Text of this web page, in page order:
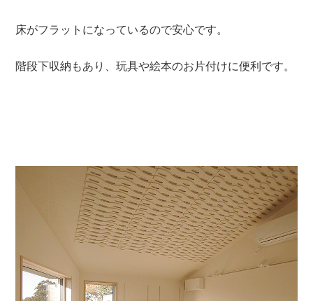
床がフラットになっているので安心です。
階段下収納もあり、玩具や絵本のお片付けに便利です。